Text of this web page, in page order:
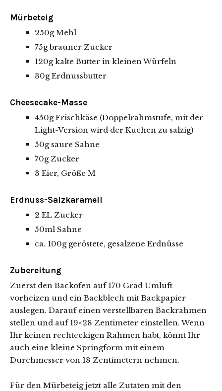
Mürbeteig
250g Mehl
75g brauner Zucker
120g kalte Butter in kleinen Würfeln
30g Erdnussbutter
Cheesecake-Masse
450g Frischkäse (Doppelrahmstufe, mit der
Light-Version wird der Kuchen zu salzig)
50g saure Sahne
70g Zucker
3 Eier, Größe M
Erdnuss-Salzkaramell
2 EL Zucker
50ml Sahne
ca. 100g geröstete, gesalzene Erdnüsse
Zubereitung
Zuerst den Backofen auf 170 Grad Umluft
vorheizen und ein Backblech mit Backpapier
auslegen. Darauf einen verstellbaren Backrahmen
stellen und auf 19×28 Zentimeter einstellen. Wenn
Ihr keinen rechteckigen Rahmen habt, könnt Ihr
auch eine kleine Springform mit einem
Durchmesser von 18 Zentimetern nehmen.
Für den Mürbeteig jetzt alle Zutaten mit den